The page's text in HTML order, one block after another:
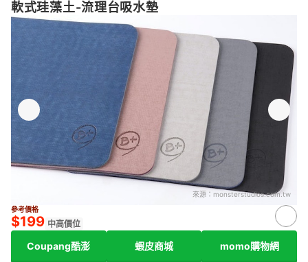
軟式珪藻土-流理台吸水墊
來源： monsterstudios.com.tw
參考價格
$199 中高價位
Coupang酷澎 蝦皮商城 momo購物網